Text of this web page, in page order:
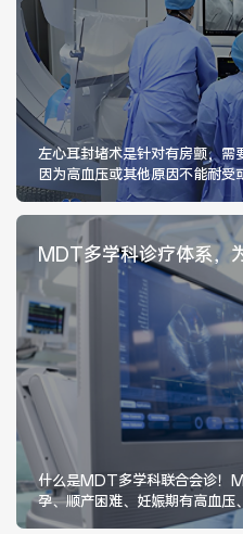
院内新闻
公示公告
科研介绍
通知公告
医联体介绍
左心耳封堵术是针对有房颤，需
因为高血压或其他原因不能耐
种情况下就需要做左心耳封堵术
MDT多学科诊疗体系，
什么是MDT多学科联合会诊！
孕、顺产困难、妊娠期有高血压
全、高危产妇等并发症人群，我